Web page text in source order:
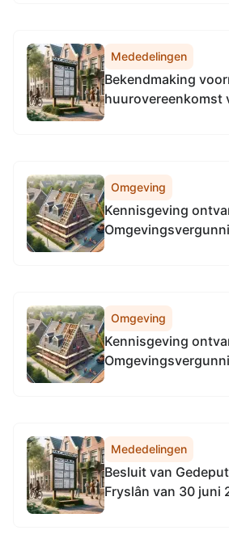
Mededelingen
Bekendmaking
huurovereenkomst
door Stichting
Weststellingwerf
Omgeving
Kennisgeving
Omgeving
Kennisgeving
Mededelingen
Besluit van
Fryslân van 30 juni